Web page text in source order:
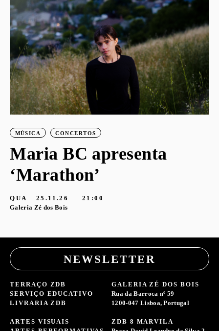
MÚSICA CONCERTOS
Maria BC apresenta
‘Marathon’
QUA 25.11.26
21:00
Galeria Zé dos Bois
NEWSLETTER
TERRAÇO ZDB
SERVIÇO EDUCATIVO
LIVRARIA ZDB
ARTES VISUAIS
GALERIA ZÉ DOS BOIS
Rua da Barroca nº 59
1200-047 Lisboa, Portugal
ZDB 8 MARVILA